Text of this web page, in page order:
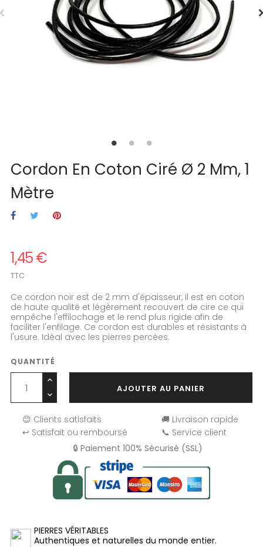
Cordon En Coton Ciré Ø 2 Mm, 1
Mètre
1,45 €
TTC
Ce cordon noir est de 2 mm d'épaisseur, il est en coton
de haute qualité et légèrement recouvert de cire ce qui
empêche l'effilochage et le rend plus rigide afin de
faciliter l'enfilage. Ce cordon est durables et résistants à
l'usure. Idéal avec les pierres percées.
QUANTITÉ
AJOUTER AU PANIER
😊 Clients satisfaits
🚚 Livraison rapide
↩️ Satisfait ou remboursé
📞 Service client
🔒 Paiement 100% Sécurisé (SSL)
PIERRES VÉRITABLES
Authentiques et naturelles du monde entier.